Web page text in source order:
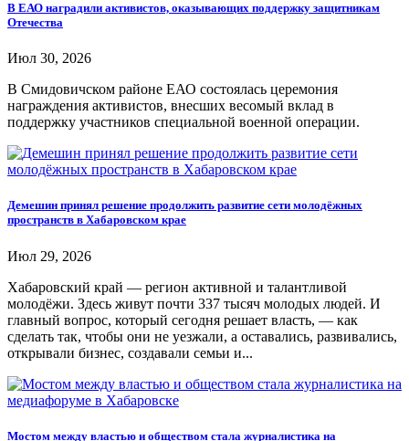
В ЕАО наградили активистов, оказывающих поддержку защитникам
Отечества
Июл 30, 2026
В Смидовичском районе ЕАО состоялась церемония
награждения активистов, внесших весомый вклад в
поддержку участников специальной военной операции.
Демешин принял решение продолжить развитие сети молодёжных
пространств в Хабаровском крае
Июл 29, 2026
Хабаровский край — регион активной и талантливой
молодёжи. Здесь живут почти 337 тысяч молодых людей. И
главный вопрос, который сегодня решает власть, — как
сделать так, чтобы они не уезжали, а оставались, развивались,
открывали бизнес, создавали семьи и...
Мостом между властью и обществом стала журналистика на